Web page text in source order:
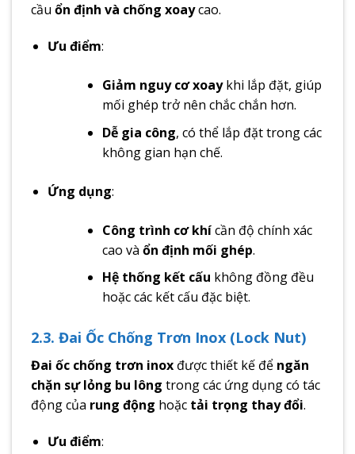
cầu ổn định và chống xoaycao.
Ưu điểm:
Giảm nguy cơ xoaykhi lắp đặt, giúp
mối ghép trở nên chắc chắn hơn.
Dễ gia công, có thể lắp đặt trong các
không gian hạn chế.
Ứng dụng:
Công trình cơ khícần độ chính xác
cao và ổn định mối ghép.
Hệ thống kết cấu không đồng đều
hoặc các kết cấu đặc biệt.
2.3. Đai Ốc Chống Trơn Inox (Lock Nut)
Đai ốc chống trơn inox được thiết kế để ngăn
chặn sự lỏng bu lông trong các ứng dụng có tác
động của rung động hoặc tải trọng thay đổi.
Ưu điểm: